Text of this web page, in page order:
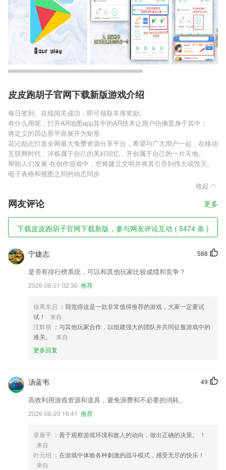
皮皮跑胡子官网下载新版游戏介绍
每日签到、在线闯关成功，即可领取丰厚奖励。
有什么用呢，打开AR地图app其中的AR技术让用户仿佛置身于其中；
将定义的四边形平面展开为矩形
花沁励志打造全网最大免费资源分享平台，希望与广大用户一起，在移动
互联网时代，淬炼属于自己的美好回忆，开创属于自己的一片天地。
帮助人们发展 在创作游戏中，您将建立文明并将其引导到伟大或毁灭。
电子表格和视图之间的动态同步
收起
网友评论 更多
下载皮皮跑胡子官网下载新版，参与网友评论互动 ( 5474 条 )
588
宁婕志
是否有排行榜系统，可以和其他玩家比较成绩和竞争？
2026-06-21 02:36 推荐
徐离东启 ：我觉得这是一款非常值得推荐的游戏，大家一定要试
试！
来自
汪辉朋 ：与其他玩家合作，以组建强大的团队并共同征服游戏中的
难关。
来自
更多回复
49
汤蓝韦
高效利用游戏资源和道具，避免浪费和不必要的消耗。
2026-06-20 16:41 推荐
章雁平 ：善于观察游戏环境和敌人的动向，做出正确的决策。 ！
来自
叶元绍 ：在游戏中体验各种刺激的战斗模式，感受无尽的快乐！
来自